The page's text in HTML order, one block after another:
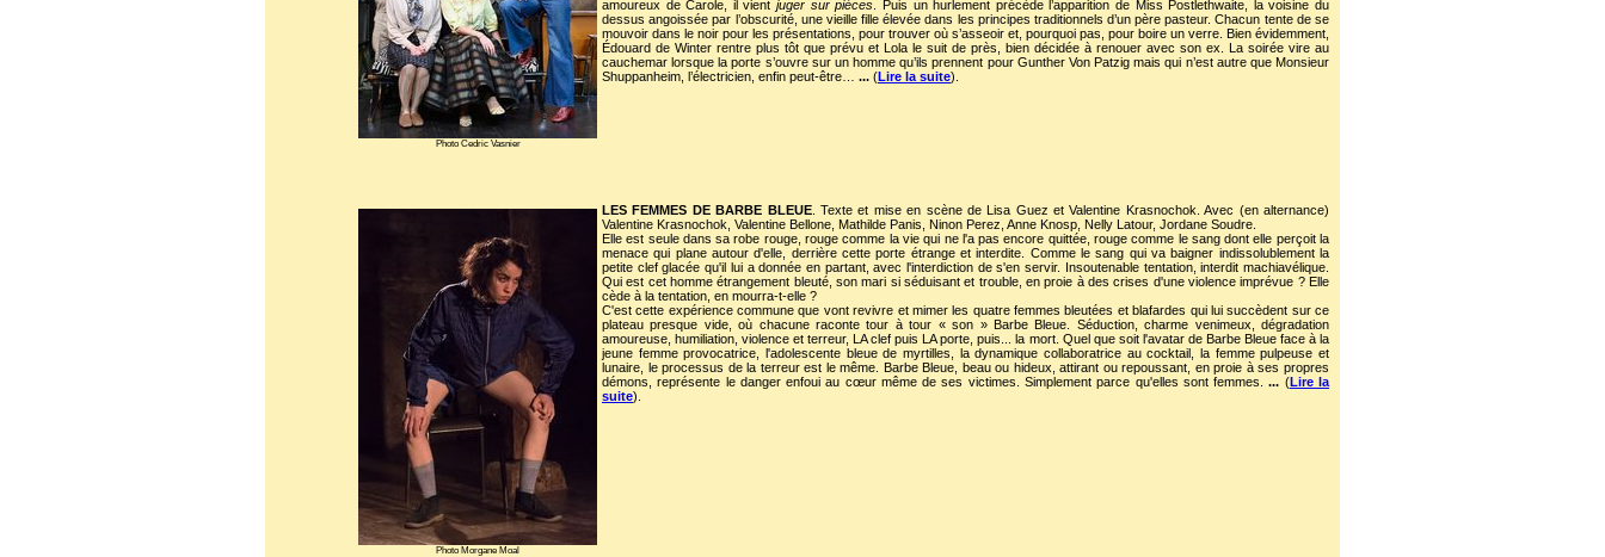
Photo Cedric Vasnier
amoureux de Carole, il vientjuger sur pièces . Puis un hurlement précède l’apparition de Miss Postlethwaite, la voisine du
dessus angoissée par l’obscurité, une vieille fille élevée dans les principes traditionnels d’un père pasteur. Chacun tente de se
mouvoir dans le noir pour les présentations, pour trouver où s’asseoir et, pourquoi pas, pour boire un verre. Bien évidemment,
Édouard de Winter rentre plus tôt que prévu et Lola le suit de près, bien décidée à renouer avec son ex. La soirée vire au
cauchemar lorsque la porte s’ouvre sur un homme qu’ils prennent pour Gunther Von Patzig mais qui n’est autre que Monsieur
Shuppanheim, l’électricien, enfin peut-être…
... (Lire la suite).
Photo Morgane Moal
LES FEMMES DE BARBE BLEUE. Texte et mise en scène de Lisa Guez et Valentine Krasnochok. Avec (en alternance)
Valentine Krasnochok, Valentine Bellone, Mathilde Panis, Ninon Perez, Anne Knosp, Nelly Latour, Jordane Soudre.
Elle est seule dans sa robe rouge, rouge comme la vie qui ne l'a pas encore quittée, rouge comme le sang dont elle perçoit la
menace qui plane autour d'elle, derrière cette porte étrange et interdite. Comme le sang qui va baigner indissolublement la
petite clef glacée qu'il lui a donnée en partant, avec l'interdiction de s'en servir. Insoutenable tentation, interdit machiavélique.
Qui est cet homme étrangement bleuté, son mari si séduisant et trouble, en proie à des crises d'une violence imprévue ? Elle
cède à la tentation, en mourra-t-elle ?
C'est cette expérience commune que vont revivre et mimer les quatre femmes bleutées et blafardes qui lui succèdent sur ce
plateau presque vide, où chacune raconte tour à tour « son » Barbe Bleue. Séduction, charme venimeux, dégradation
amoureuse, humiliation, violence et terreur, LA clef puis LA porte, puis... la mort. Quel que soit l'avatar de Barbe Bleue face à la
jeune femme provocatrice, l'adolescente bleue de myrtilles, la dynamique collaboratrice au cocktail, la femme pulpeuse et
lunaire, le processus de la terreur est le même. Barbe Bleue, beau ou hideux, attirant ou repoussant, en proie à ses propres
démons, représente le danger enfoui au cœur même de ses victimes. Simplement parce qu'elles sont femmes.
... (Lire la
suite).